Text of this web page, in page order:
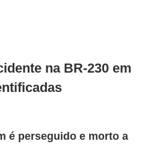
na BR-230 em
é perseguido e morto a